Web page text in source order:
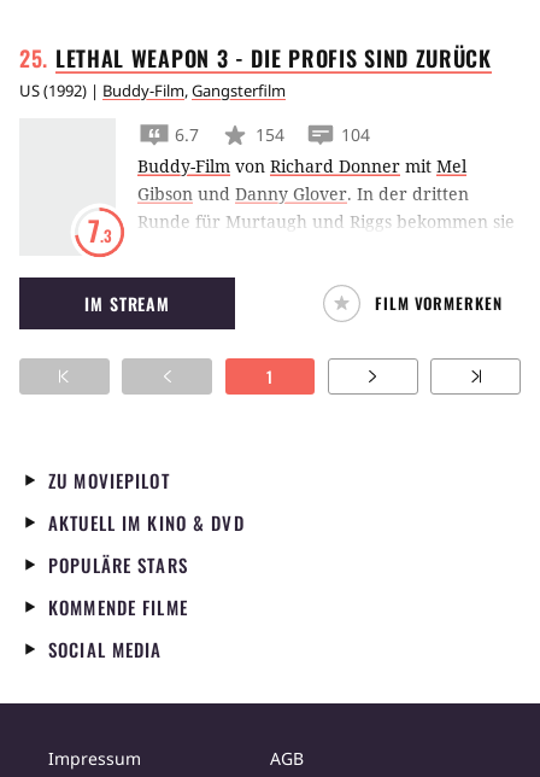
LETHAL WEAPON 3 - DIE PROFIS SIND ZURÜCK
US(1992) | Buddy-Film,Gangsterfilm
7.3
6.7 154
104
Buddy-Film von Richard Donner mit Mel
Gibson und Danny Glover. In der dritten
Runde für Murtaugh und Riggs bekommen sie
IM STREAM FILM VORMERKEN
1
ZU MOVIEPILOT
AKTUELL IM KINO & DVD
POPULÄRE STARS
KOMMENDE FILME
SOCIAL MEDIA
Impressum AGB